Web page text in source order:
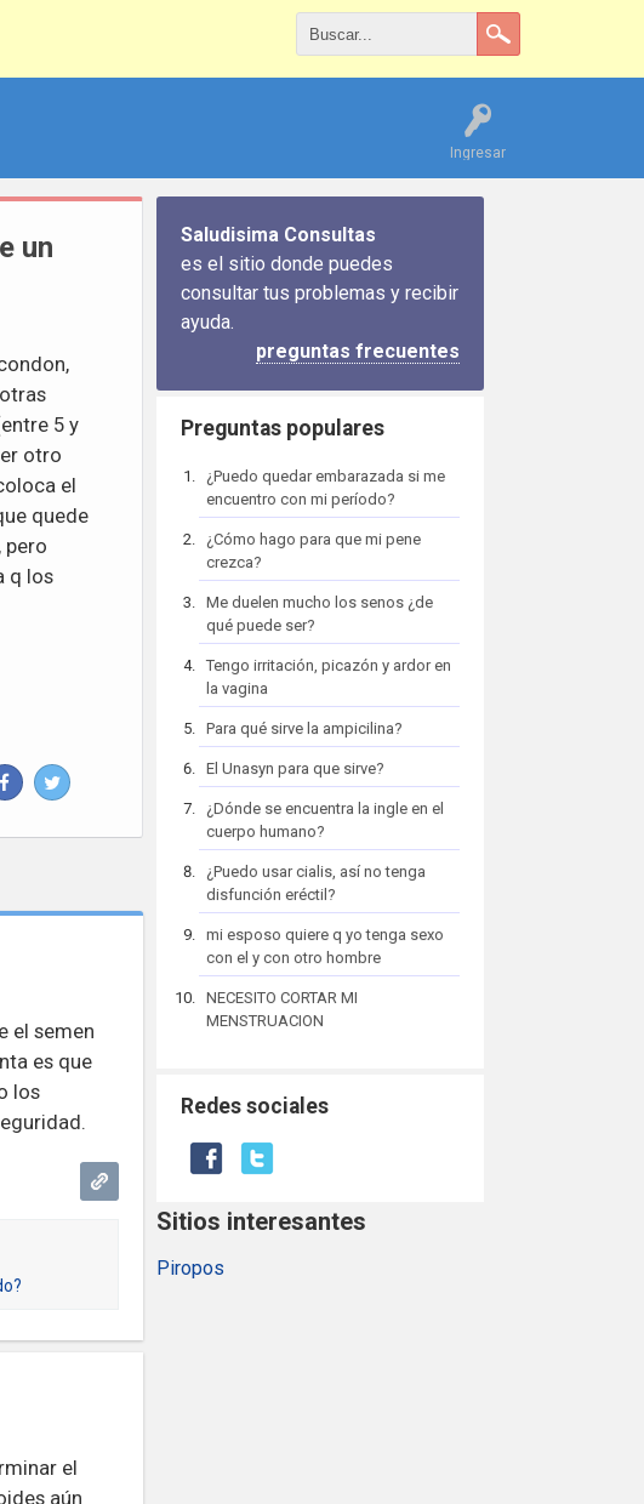
Ingresar
un
5 y
otro
el
quede
pero
q los
el semen
es que
los
el
aún
Saludisima Consultas
es el sitio donde puedes
consultar tus problemas y recibir
ayuda.
preguntas frecuentes
Preguntas populares
¿Puedo quedar embarazada si me
encuentro con mi período?
¿Cómo hago para que mi pene
crezca?
Me duelen mucho los senos ¿de
qué puede ser?
Tengo irritación, picazón y ardor en
la vagina
Para qué sirve la ampicilina?
El Unasyn para que sirve?
¿Dónde se encuentra la ingle en el
cuerpo humano?
¿Puedo usar cialis, así no tenga
disfunción eréctil?
mi esposo quiere q yo tenga sexo
con el y con otro hombre
NECESITO CORTAR MI
MENSTRUACION
Redes sociales
Sitios interesantes
Piropos